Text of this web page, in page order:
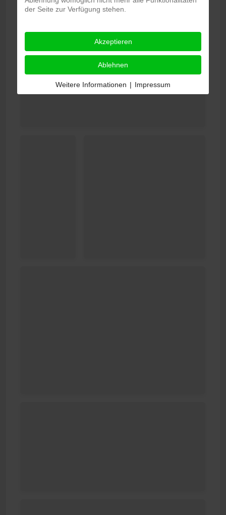
der Seite zur Verfügung stehen.
Akzeptieren
Ablehnen
Weitere Informationen | Impressum